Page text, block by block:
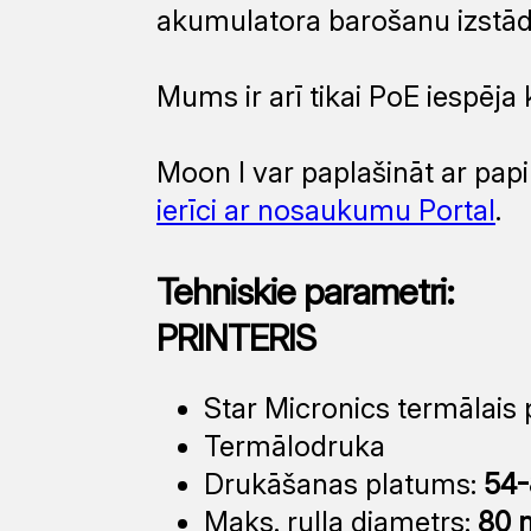
akumulatora barošanu
Mums ir arī tikai PoE
Moon I var paplašināt ar
ierīci ar nosaukumu Portal.
Tehniskie parametri:
PRINTERIS
Star Micronics termālais
Termālodruka
Drukāšanas platums:
Maks. ruļļa diametrs: 80